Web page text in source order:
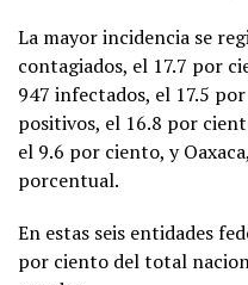
La mayor incidencia se
contagiados, el 17.7 por
947 infectados, el 17.5
positivos, el 16.8 por
el 9.6 por ciento, y
porcentual.
En estas seis entidades
por ciento del total